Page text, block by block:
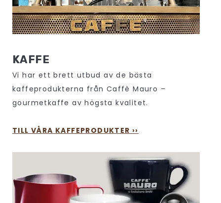
KAFFE
Vi har ett brett utbud av de bästa
kaffeprodukterna från Caffè Mauro –
gourmetkaffe av högsta kvalitet.
TILL VÅRA KAFFEPRODUKTER ››